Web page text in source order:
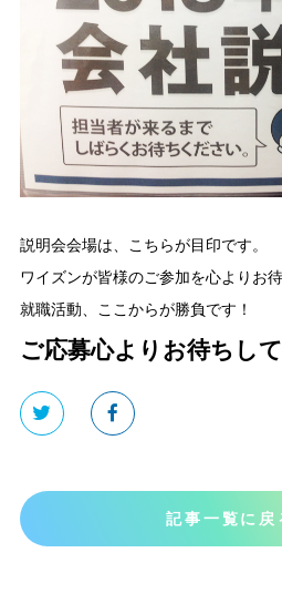
説明会会場は、こちらが目印です。
ワイズンが皆様のご参加を心よりお
就職活動、ここからが勝負です！
ご応募心よりお待ちし
記事一覧に戻